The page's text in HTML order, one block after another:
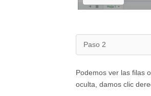
Paso 2
Podemos ver las filas
oculta, damos clic